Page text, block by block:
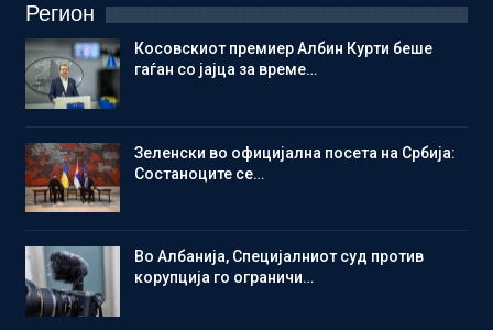
Регион
Косовскиот премиер Албин Курти беше
гаѓан со јајца за време…
Зеленски во официјална посета на Србија:
Состаноците се…
Во Албанија, Специјалниот суд против
корупција го ограничи…